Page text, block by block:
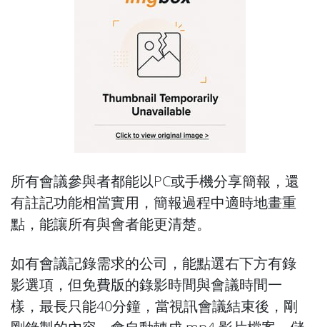
所有會議參與者都能以PC或手機分享簡報，還
有註記功能相當實用，簡報過程中適時地畫重
點，能讓所有與會者能更清楚。
如有會議記錄需求的公司，能點選右下方有錄
影選項，但免費版的錄影時間與會議時間一
樣，最長只能40分鐘，當視訊會議結束後，剛